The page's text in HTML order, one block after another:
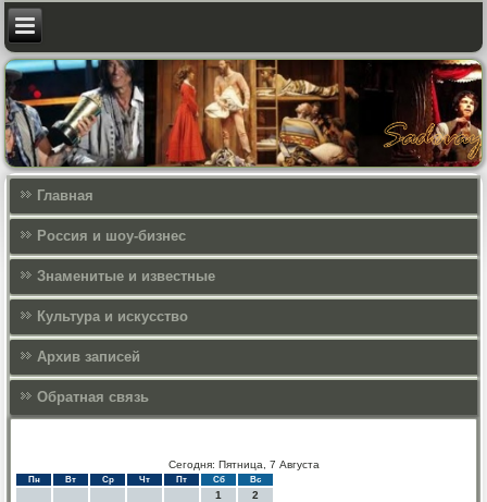
Главная
Россия и шоу-бизнес
Знаменитые и известные
Культура и искусcтво
Архив записей
Обратная связь
Сегодня: Пятница, 7 Августа
Пн Вт Ср Чт Пт Сб Вс
1
2